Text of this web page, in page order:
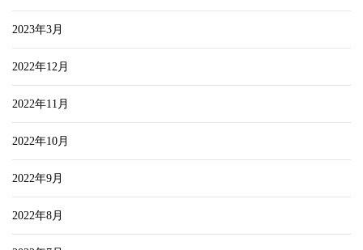
2023年3月
2022年12月
2022年11月
2022年10月
2022年9月
2022年8月